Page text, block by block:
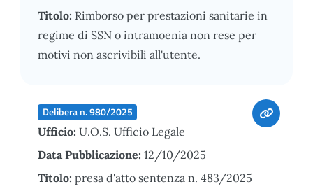
Titolo: Rimborso per prestazioni sanitarie in
regime di SSN o intramoenia non rese per
motivi non ascrivibili all'utente.
Delibera n. 980/2025
Ufficio: U.O.S. Ufficio Legale
Data Pubblicazione: 12/10/2025
Titolo: presa d'atto sentenza n. 483/2025